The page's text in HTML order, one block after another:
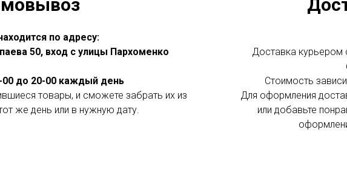
по адресу:
50, вход с улицы Пархоменко
до 20-00 каждый день
товары, и сможете забрать их из
же день или в нужную дату.
Доставка курьером
Стоимость
Для оформления
или добавьте